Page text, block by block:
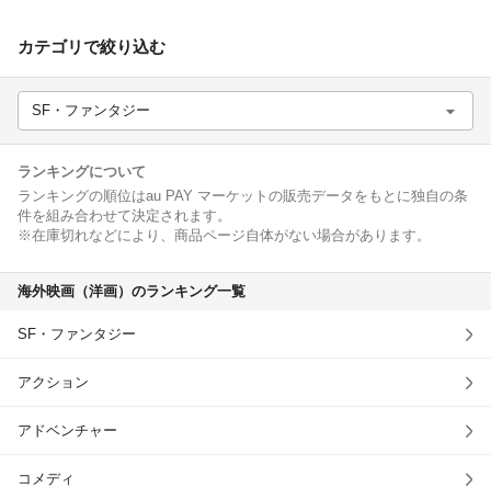
カテゴリで絞り込む
SF・ファンタジー
ランキングについて
ランキングの順位はau PAY マーケットの販売データをもとに独自の条
件を組み合わせて決定されます。
※在庫切れなどにより、商品ページ自体がない場合があります。
海外映画（洋画）のランキング一覧
SF・ファンタジー
アクション
アドベンチャー
コメディ